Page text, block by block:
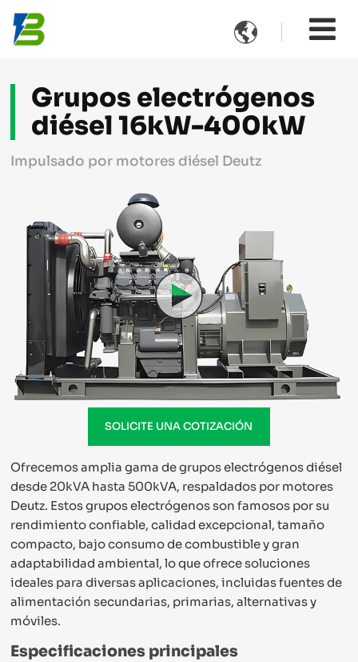

Grupos electrógenos
diésel 16kW-400kW
Impulsado por motores diésel Deutz
SOLICITE UNA COTIZACIÓN
Ofrecemos amplia gama de grupos electrógenos diésel
desde 20kVA hasta 500kVA, respaldados por motores
Deutz. Estos grupos electrógenos son famosos por su
rendimiento confiable, calidad excepcional, tamaño
compacto, bajo consumo de combustible y gran
adaptabilidad ambiental, lo que ofrece soluciones
ideales para diversas aplicaciones, incluidas fuentes de
alimentación secundarias, primarias, alternativas y
móviles.
Especificaciones principales